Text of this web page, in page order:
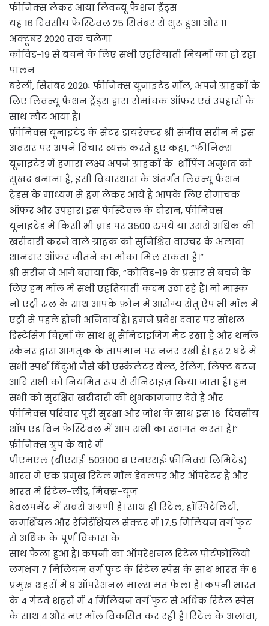
फीनिक्स लेकर आया लिवन्यू फैशन ट्रेंड्स
यह 16 दिवसीय फेस्टिवल 25 सितंबर से शुरू हुआ और 11
अक्टूबर 2020 तक चलेगा
कोविड-19 से बचने के लिए सभी एहतियाती नियमों का हो रहा
पालन
बरेली, सितंबर 2020ः फीनिक्स यूनाइटेड मॉल, अपने ग्राहकों के
लिए लिवन्यू फैशन ट्रेंड्स द्वारा रोमांचक ऑफर एवं उपहारों के
साथ लौट आया है।
फ़ीनिक्स यूनाइटेड के सेंटर डायरेक्टर श्री संजीव सरीन ने इस
अवसर पर अपने विचार व्यक्त करते हुए कहा, “फीनिक्स
यूनाइटेड में हमारा लक्ष्य अपने ग्राहकों के शॉपिंग अनुभव को
सुखद बनाना है, इसी विचारधारा के अंतर्गत लिवन्यू फैशन
ट्रेंड्स के माध्यम से हम लेकर आये है आपके लिए रोमांचक
ऑफर और उपहार। इस फेस्टिवल के दौरान, फीनिक्स
यूनाइटेड में किसी भी ब्रांड पर 3500 रुपये या उससे अधिक की
खरीदारी करने वाले ग्राहक को सुनिश्चित वाउचर के अलावा
शानदार ऑफर जीतने का मौका मिल सकता है।”
श्री सरीन ने आगे बताया कि, “कोविड-19 के प्रसार से बचने के
लिए हम मॉल में सभी एहतियाती कदम उठा रहे हैं। नो मास्क
नो एंट्री रूल के साथ आपके फ़ोन में आरोग्य सेतु ऐप भी मॉल में
एंट्री से पहले होनी अनिवार्य है। हमने प्रवेश दवार पर सोशल
डिस्टेंसिंग चिह्नों के साथ शू सैनिटाइजिंग मैट रखा है और थर्मल
स्कैनर द्वारा आगंतुक के तापमान पर नजर रखी है। हर 2 घंटे में
सभी स्पर्श बिंदुओं जैसे की एस्केलेटर बेल्ट, रेलिंग, लिफ्ट बटन
आदि सभी को नियमित रूप से सैनिटाइज़ किया जाता है। हम
सभी को सुरक्षित खरीदारी की शुभकामनाएं देते हैं और
फीनिक्स परिवार पूरी सुरक्षा और जोश के साथ इस 16 दिवसीय
शॉप एंड विन फेस्टिवल में आप सभी का स्वागत करता है।“
फ़ीनिक्स ग्रुप के बारे में
पीएमएल (बीएसईः 503100 द्य एनएसईः फ़ीनिक्स लिमिटेड)
भारत में एक प्रमुख रिटेल मॉल डेवलपर और ऑपरेटर है और
भारत में रिटेल-लीड, मिक्स-यूज़
डेवलपमेंट में सबसे अग्रणी है। साथ ही रिटेल, हॉस्पिटैलिटी,
कमर्शियल और रेजिडेंशियल सेक्टर में 17.5 मिलियन वर्ग फुट
से अधिक के पूर्ण विकास के
साथ फैला हुआ है। कंपनी का ऑपरेशनल रिटेल पोर्टफोलियो
लगभग 7 मिलियन वर्ग फुट के रिटेल स्पेस के साथ भारत के 6
प्रमुख शहरों में 9 ऑपरेशनल माल्स मंत फैला है। कंपनी भारत
के 4 गेटवे शहरों में 4 मिलियन वर्ग फुट से अधिक रिटेल स्पेस
के साथ 4 और नए मॉल विकसित कर रही है। रिटेल के अलावा,